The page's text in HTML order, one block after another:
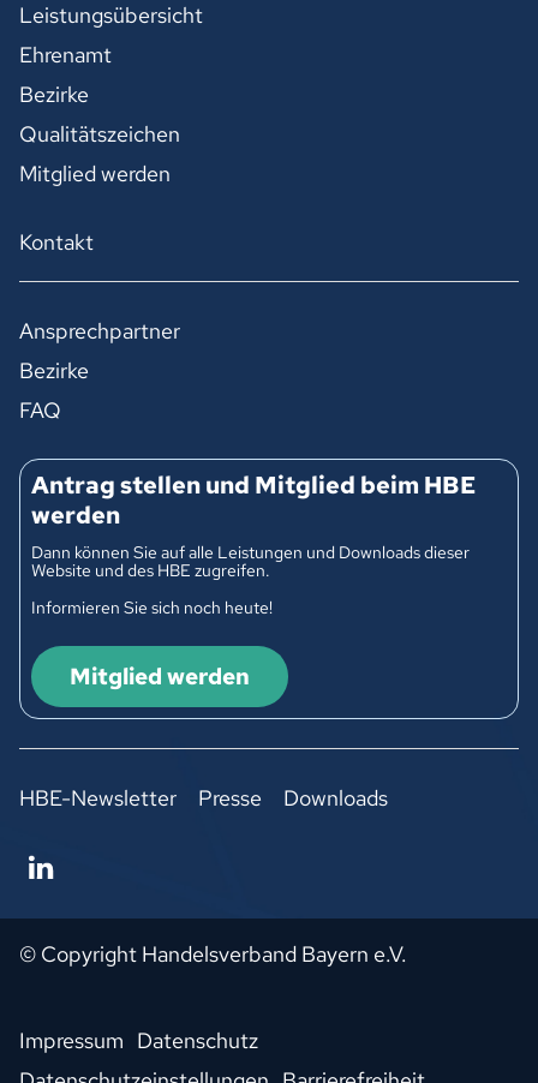
Leistungsübersicht
Ehrenamt
Bezirke
Qualitätszeichen
Mitglied werden
Kontakt
Ansprechpartner
Bezirke
FAQ
Antrag stellen und Mitglied beim HBE
werden
Dann können Sie auf alle Leistungen und Downloads dieser
Website und des HBE zugreifen.
Informieren Sie sich noch heute!
Mitglied werden
HBE-Newsletter Presse Downloads
© Copyright Handelsverband Bayern e.V.
Impressum Datenschutz